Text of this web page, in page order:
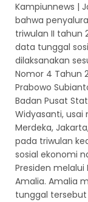
Kampiunnews |
bahwa
triwulan II tahun
data tunggal
dilaksanakan
Nomor 4 Tahun
Prabowo
Badan Pusat
Widyasanti,
Merdeka,
pada triwulan
sosial ekonomi
Presiden melalui
Amalia. Amalia
tunggal